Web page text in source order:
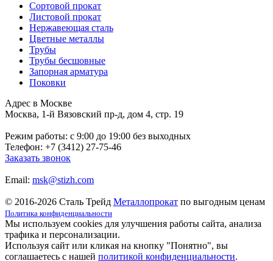
Сортовой прокат
Листовой прокат
Нержавеющая сталь
Цветные металлы
Трубы
Трубы бесшовные
Запорная арматура
Поковки
Адрес в Москве
Москва, 1-й Вязовский пр-д, дом 4, стр. 19
Режим работы: c 9:00 до 19:00 без выходных
Телефон: +7 (3412) 27-75-46
Заказать звонок
Email: msk@stizh.com
© 2016-2026 Сталь Трейд Металлопрокат по выгодным ценам
Политика конфиденциальности
Мы используем cookies для улучшения работы сайта, анализа
трафика и персонализации.
Используя сайт или кликая на кнопку "Понятно", вы
соглашаетесь с нашей политикой конфиденциальности.